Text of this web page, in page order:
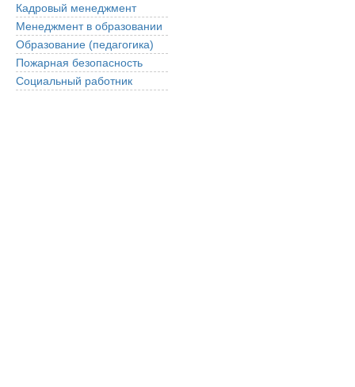
Кадровый менеджмент
Менеджмент в образовании
Образование (педагогика)
Пожарная безопасность
Социальный работник